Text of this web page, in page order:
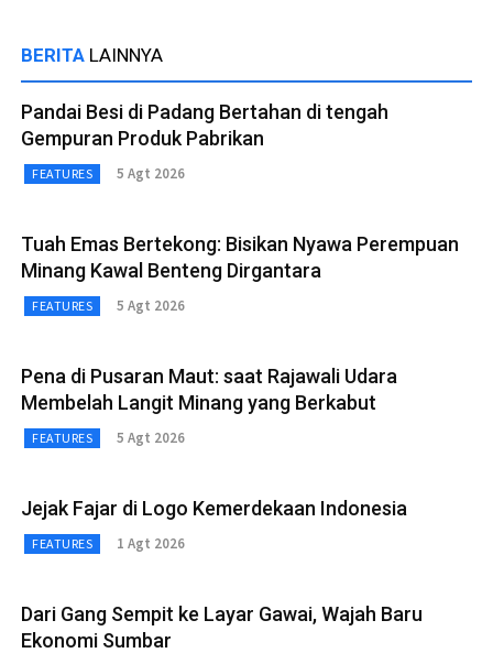
BERITA LAINNYA
Pandai Besi di Padang Bertahan di tengah
Gempuran Produk Pabrikan
FEATURES 5 Agt 2026
Tuah Emas Bertekong: Bisikan Nyawa Perempuan
Minang Kawal Benteng Dirgantara
FEATURES 5 Agt 2026
Pena di Pusaran Maut: saat Rajawali Udara
Membelah Langit Minang yang Berkabut
FEATURES 5 Agt 2026
Jejak Fajar di Logo Kemerdekaan Indonesia
FEATURES 1 Agt 2026
Dari Gang Sempit ke Layar Gawai, Wajah Baru
Ekonomi Sumbar